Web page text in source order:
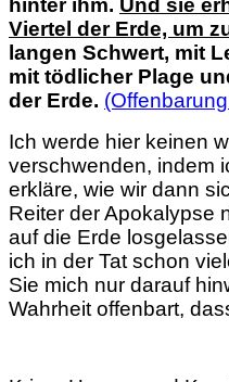
hinter ihm. Und sie
Viertel der Erde, um
langen Schwert, mit
mit tödlicher Plage
der Erde.
Ich werde hier keinen
verschwenden, indem
erkläre, wie wir dann
Reiter der Apokalypse
auf die Erde
ich in der Tat schon
Sie mich nur darauf
Wahrheit offenbart,